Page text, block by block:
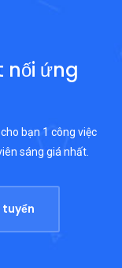
nối ứng
bạn 1 công việc
sáng giá nhất.